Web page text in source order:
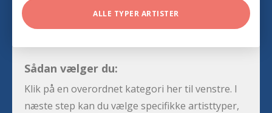
ALLE TYPER ARTISTER
Sådan vælger du:
Klik på en overordnet kategori her til venstre. I
næste step kan du vælge specifikke artisttyper,